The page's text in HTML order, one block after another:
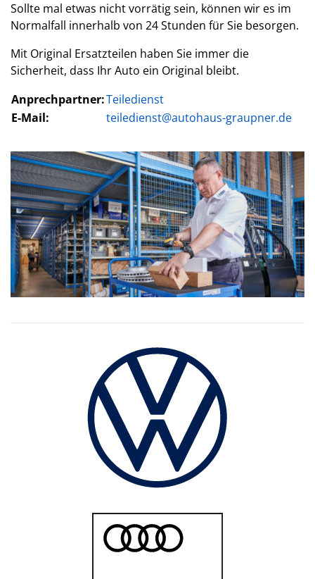
Sollte mal etwas nicht vorrätig sein, können wir es im
Normalfall innerhalb von 24 Stunden für Sie besorgen.
Mit Original Ersatzteilen haben Sie immer die
Sicherheit, dass Ihr Auto ein Original bleibt.
Anprechpartner:Teiledienst
E-Mail:
teiledienst@autohaus-graupner.de